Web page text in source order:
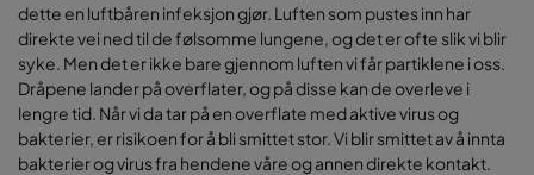
dette en luftbåren infeksjon gjør. Luften som pustes inn har
direkte vei ned til de følsomme lungene, og det er ofte slik vi blir
syke. Men det er ikke bare gjennom luften vi får partiklene i oss.
Dråpene lander på overflater, og på disse kan de overleve i
lengre tid. Når vi da tar på en overflate med aktive virus og
bakterier, er risikoen for å bli smittet stor. Vi blir smittet av å innta
bakterier og virus fra hendene våre og annen direkte kontakt.